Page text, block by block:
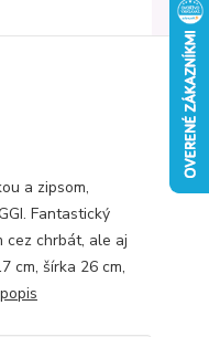
a zipsom,
Fantastický
cez chrbát, ale aj
cm, šírka 26 cm,